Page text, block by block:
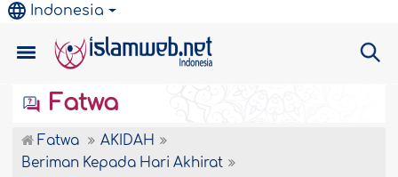
Indonesia
Fatwa
Fatwa
AKIDAH
Beriman Kepada Hari Akhirat